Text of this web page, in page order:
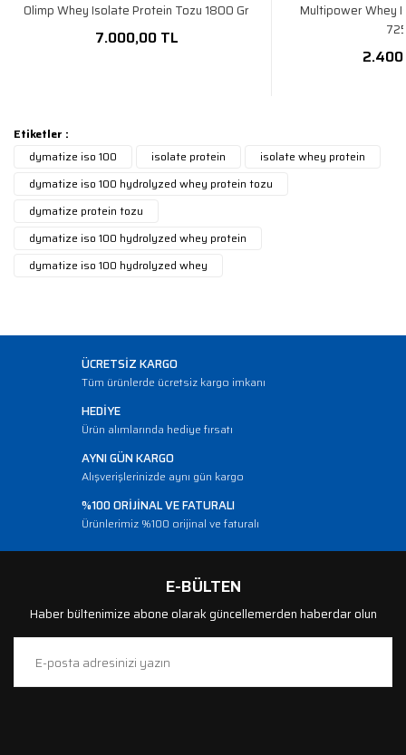
Olimp Whey Isolate Protein Tozu 1800 Gr
7.000,00 TL
Multipower Whey
Etiketler :
dymatize iso 100
isolate protein
isolate whey protein
dymatize iso 100 hydrolyzed whey protein tozu
dymatize protein tozu
dymatize iso 100 hydrolyzed whey protein
dymatize iso 100 hydrolyzed whey
ÜCRETSİZ KARGO
Tüm ürünlerde ücretsiz kargo imkanı
HEDİYE
Ürün alımlarında hediye fırsatı
AYNI GÜN KARGO
Alışverişlerinizde aynı gün kargo
%100 ORİJİNAL VE FATURALI
Ürünlerimiz %100 orijinal ve faturalı
E-BÜLTEN
Haber bültenimize abone olarak güncellemerden haberdar olun